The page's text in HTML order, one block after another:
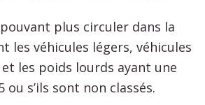
plus circuler dans la
les véhicules légers, véhicules
les poids lourds ayant une
ou s’ils sont non classés.